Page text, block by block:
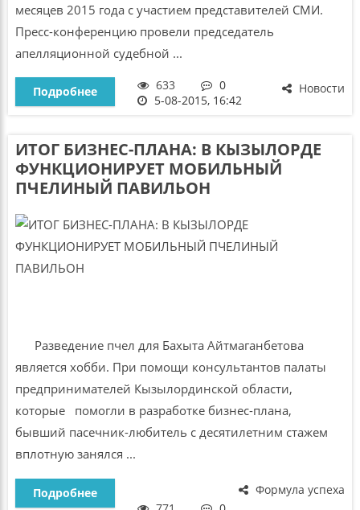
месяцев 2015 года с участием представителей СМИ.
Пресс-конференцию провели председатель
апелляционной судебной ...
Новости
Подробнее 633
0
5-08-2015, 16:42
ИТОГ БИЗНЕС-ПЛАНА: В КЫЗЫЛОРДЕ
ФУНКЦИОНИРУЕТ МОБИЛЬНЫЙ
ПЧЕЛИНЫЙ ПАВИЛЬОН
Разведение пчел для Бахыта Айтмаганбетова
является хобби. При помощи консультантов палаты
предпринимателей Кызылординской области,
которые помогли в разработке бизнес-плана,
бывший пасечник-любитель с десятилетним стажем
вплотную занялся ...
Формула успеха
Подробнее